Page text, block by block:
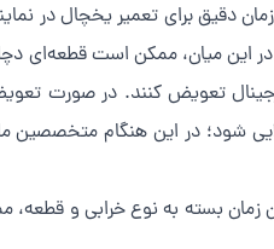
دقیق برای تعمیر یخچال در
در این میان، ممکن است قطعه‌ای
تعویض کنند. در صورت
شود؛ در این هنگام متخصصین
زمان بسته به نوع خرابی و